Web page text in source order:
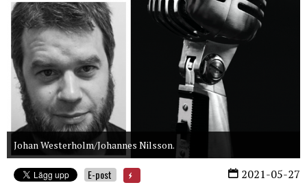
Johan Westerholm/Johannes Nilsson.
2021-05-27
E-post